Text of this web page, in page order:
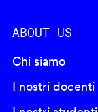
ABOUT US
Chi siamo
I nostri docenti